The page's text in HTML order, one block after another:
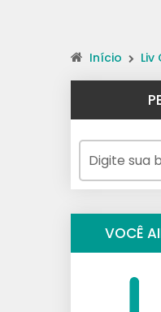
Início Liv
VOCÊ